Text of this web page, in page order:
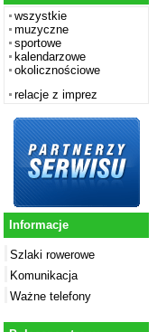
wszystkie
muzyczne
sportowe
kalendarzowe
okolicznościowe
relacje z imprez
Informacje
Szlaki rowerowe
Komunikacja
Ważne telefony